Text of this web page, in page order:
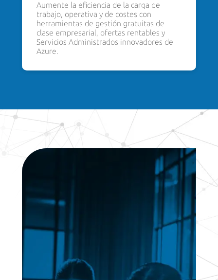
Aumente la eficiencia de la carga de
trabajo, operativa y de costes con
herramientas de gestión gratuitas de
clase empresarial, ofertas rentables y
Servicios Administrados innovadores de
Azure.